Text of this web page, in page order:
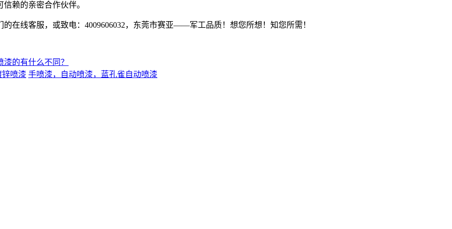
赖的亲密合作伙伴。
在线客服，或致电：4009606032，东莞市赛亚——军工品质！想您所想！知您所需！
的有什么不同？
锌喷漆 手喷漆，自动喷漆，蓝孔雀自动喷漆